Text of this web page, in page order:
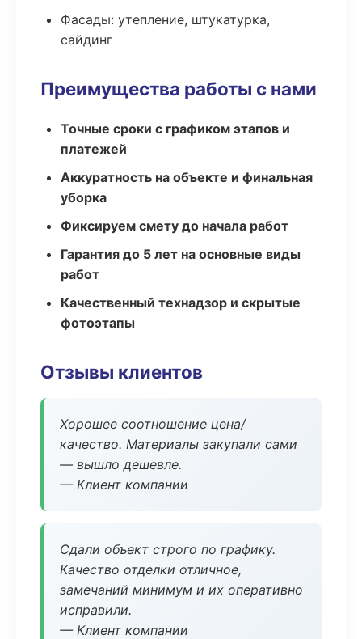
Фасады: утепление, штукатурка,
сайдинг
Преимущества работы с нами
Точные сроки с графиком этапов и
платежей
Аккуратность на объекте и финальная
уборка
Фиксируем смету до начала работ
Гарантия до 5 лет на основные виды
работ
Качественный технадзор и скрытые
фотоэтапы
Отзывы клиентов
Хорошее соотношение цена/
качество. Материалы закупали сами
— вышло дешевле.
— Клиент компании
Сдали объект строго по графику.
Качество отделки отличное,
замечаний минимум и их оперативно
исправили.
— Клиент компании